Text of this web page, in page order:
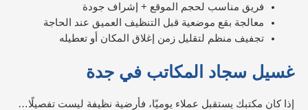
فريق مناسب لحجم الموقع + إشراف جودة
معالجة بقع موضعية قبل التنظيف العميق عند الحاجة
تجفيف منظم لتقليل زمن إغلاق المكان أو تعطيله
غسيل سجاد المكاتب في جدة
إذا كان مكتبك يستقبل عملاء يوميًا، فأرضية نظيفة ليست تفصيلًا…